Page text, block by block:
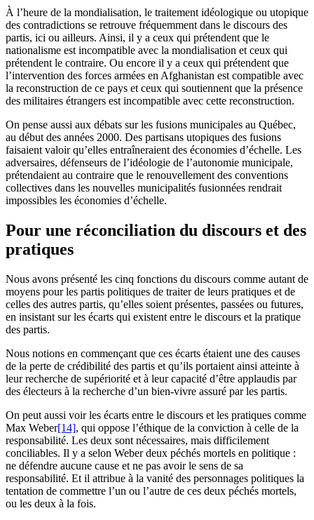
À l’heure de la mondialisation, le traitement idéologique ou utopique
des contradictions se retrouve fréquemment dans le discours des
partis, ici ou ailleurs. Ainsi, il y a ceux qui prétendent que le
nationalisme est incompatible avec la mondialisation et ceux qui
prétendent le contraire. Ou encore il y a ceux qui prétendent que
l’intervention des forces armées en Afghanistan est compatible avec
la reconstruction de ce pays et ceux qui soutiennent que la présence
des militaires étrangers est incompatible avec cette reconstruction.
On pense aussi aux débats sur les fusions municipales au Québec,
au début des années 2000. Des partisans utopiques des fusions
faisaient valoir qu’elles entraîneraient des économies d’échelle. Les
adversaires, défenseurs de l’idéologie de l’autonomie municipale,
prétendaient au contraire que le renouvellement des conventions
collectives dans les nouvelles municipalités fusionnées rendrait
impossibles les économies d’échelle.
Pour une réconciliation du discours et des
pratiques
Nous avons présenté les cinq fonctions du discours comme autant de
moyens pour les partis politiques de traiter de leurs pratiques et de
celles des autres partis, qu’elles soient présentes, passées ou futures,
en insistant sur les écarts qui existent entre le discours et la pratique
des partis.
Nous notions en commençant que ces écarts étaient une des causes
de la perte de crédibilité des partis et qu’ils portaient ainsi atteinte à
leur recherche de supériorité et à leur capacité d’être applaudis par
des électeurs à la recherche d’un bien-vivre assuré par les partis.
On peut aussi voir les écarts entre le discours et les pratiques comme
Max Weber[14], qui oppose l’éthique de la conviction à celle de la
responsabilité. Les deux sont nécessaires, mais difficilement
conciliables. Il y a selon Weber deux péchés mortels en politique :
ne défendre aucune cause et ne pas avoir le sens de sa
responsabilité. Et il attribue à la vanité des personnages politiques la
tentation de commettre l’un ou l’autre de ces deux péchés mortels,
ou les deux à la fois.